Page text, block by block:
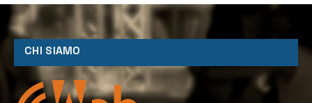
CHI SIAMO